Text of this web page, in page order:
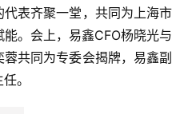
表齐聚一堂，共同为上海市
。会上，易鑫CFO杨晓光与
共同为专委会揭牌，易鑫副
。